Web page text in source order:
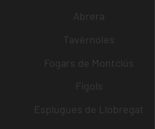
Abrera
Tavèrnoles
Fogars de Montclús
Fígols
Esplugues de Llobregat